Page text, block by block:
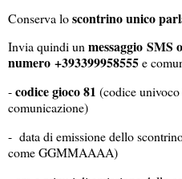
Conserva loscontrino unico
Invia quindi unmessaggio SMS
numero +393399958555e
-codice gioco 81 (codice
comunicazione)
- data di emissione dello
come GGMMAAAA)